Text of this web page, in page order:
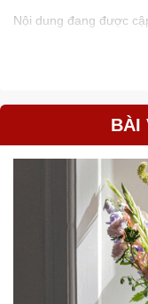
Nội dung đang được
BÀI